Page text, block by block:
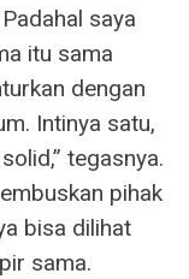
saya
itu sama
dengan
Intinya satu,
tegasnya.
pihak
bisa dilihat
sama.